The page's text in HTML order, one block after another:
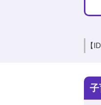
【ID
子